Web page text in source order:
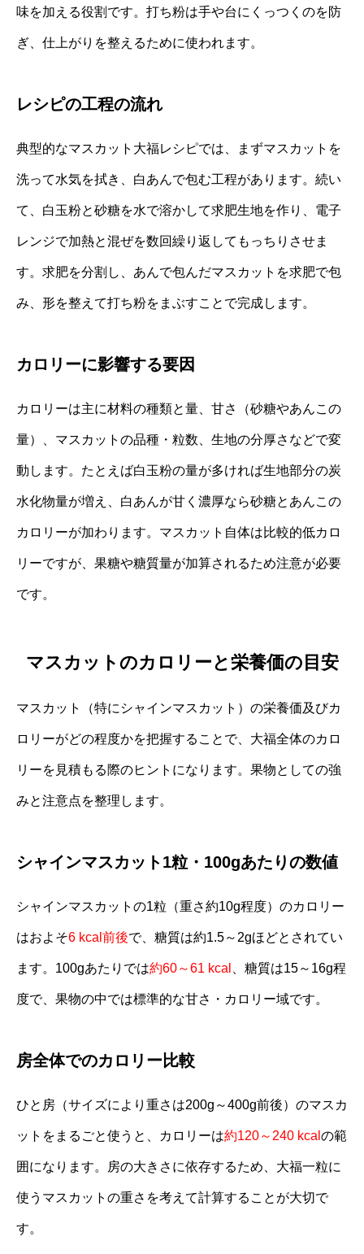
味を加える役割です。打ち粉は手や台にくっつくのを防
ぎ、仕上がりを整えるために使われます。
レシピの工程の流れ
典型的なマスカット大福レシピでは、まずマスカットを
洗って水気を拭き、白あんで包む工程があります。続い
て、白玉粉と砂糖を水で溶かして求肥生地を作り、電子
レンジで加熱と混ぜを数回繰り返してもっちりさせま
す。求肥を分割し、あんで包んだマスカットを求肥で包
み、形を整えて打ち粉をまぶすことで完成します。
カロリーに影響する要因
カロリーは主に材料の種類と量、甘さ（砂糖やあんこの
量）、マスカットの品種・粒数、生地の分厚さなどで変
動します。たとえば白玉粉の量が多ければ生地部分の炭
水化物量が増え、白あんが甘く濃厚なら砂糖とあんこの
カロリーが加わります。マスカット自体は比較的低カロ
リーですが、果糖や糖質量が加算されるため注意が必要
です。
マスカットのカロリーと栄養価の目安
マスカット（特にシャインマスカット）の栄養価及びカ
ロリーがどの程度かを把握することで、大福全体のカロ
リーを見積もる際のヒントになります。果物としての強
みと注意点を整理します。
シャインマスカット1粒・100gあたりの数値
シャインマスカットの1粒（重さ約10g程度）のカロリー
はおよそ6 kcal前後で、糖質は約1.5～2gほどとされてい
ます。100gあたりでは約60～61 kcal 、糖質は15～16g程
度で、果物の中では標準的な甘さ・カロリー域です。
房全体でのカロリー比較
ひと房（サイズにより重さは200g～400g前後）のマスカ
ットをまるごと使うと、カロリーは約120～240 kcal の範
囲になります。房の大きさに依存するため、大福一粒に
使うマスカットの重さを考えて計算することが大切で
す。